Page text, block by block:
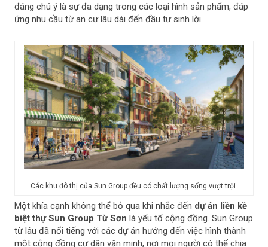
đáng chú ý là sự đa dạng trong các loại hình sản phẩm, đáp
ứng nhu cầu từ an cư lâu dài đến đầu tư sinh lời.
Các khu đô thị của Sun Group đều có chất lượng sống vượt trội.
Một khía cạnh không thể bỏ qua khi nhắc đến dự án liền kề
biệt thự Sun Group Từ Sơn là yếu tố cộng đồng. Sun Group
từ lâu đã nổi tiếng với các dự án hướng đến việc hình thành
một cộng đồng cư dân văn minh, nơi mọi người có thể chia